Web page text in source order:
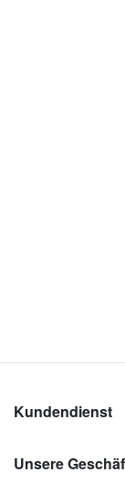
Kundendienst
Unsere